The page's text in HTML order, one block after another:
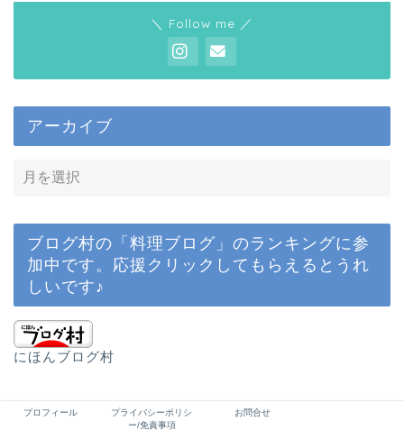
＼ Follow me ／
アーカイブ
ブログ村の「料理ブログ」のランキングに参
加中です。応援クリックしてもらえるとうれ
しいです♪
にほんブログ村
プライバシーポリシー/免責事項 お問合せ
プロフィール
プライバシーポリシ
ー/免責事項
お問合せ